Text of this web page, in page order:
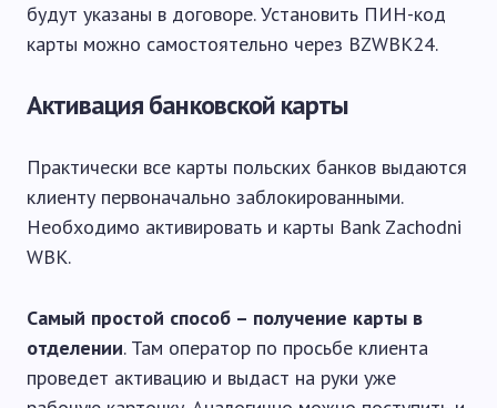
будут указаны в договоре. Установить ПИН-код
карты можно самостоятельно через BZWBK24.
Активация банковской карты
Практически все карты польских банков выдаются
клиенту первоначально заблокированными.
Необходимо активировать и карты Bank Zachodni
WBK.
Самый простой способ – получение карты в
отделении. Там оператор по просьбе клиента
проведет активацию и выдаст на руки уже